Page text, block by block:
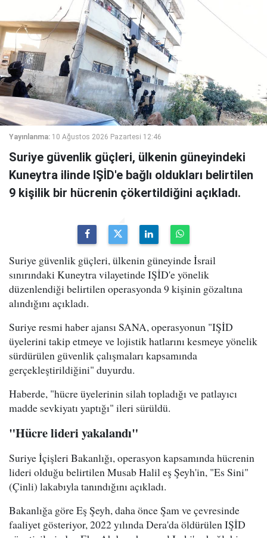
Yayınlanma: 10 Ağustos 2026 Pazartesi 12:46
Suriye güvenlik güçleri, ülkenin güneyindeki
Kuneytra ilinde IŞİD'e bağlı oldukları belirtilen
9 kişilik bir hücrenin çökertildiğini açıkladı.
Suriye güvenlik güçleri, ülkenin güneyinde İsrail
sınırındaki Kuneytra vilayetinde IŞİD'e yönelik
düzenlendiği belirtilen operasyonda 9 kişinin gözaltına
alındığını açıkladı.
Suriye resmi haber ajansı SANA, operasyonun "IŞİD
üyelerini takip etmeye ve lojistik hatlarını kesmeye yönelik
sürdürülen güvenlik çalışmaları kapsamında
gerçekleştirildiğini" duyurdu.
Haberde, "hücre üyelerinin silah topladığı ve patlayıcı
madde sevkiyatı yaptığı" ileri sürüldü.
"Hücre lideri yakalandı"
Suriye İçişleri Bakanlığı, operasyon kapsamında hücrenin
lideri olduğu belirtilen Musab Halil eş Şeyh'in, "Es Sini"
(Çinli) lakabıyla tanındığını açıkladı.
Bakanlığa göre Eş Şeyh, daha önce Şam ve çevresinde
faaliyet gösteriyor, 2022 yılında Dera'da öldürülen IŞİD